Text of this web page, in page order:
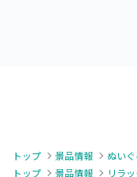
トップ 景品情報 ぬい
トップ
景品情報 リラ